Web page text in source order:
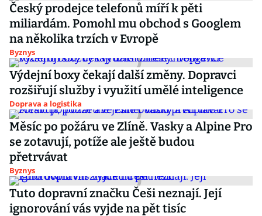
Český prodejce telefonů míří k pěti
miliardám. Pomohl mu obchod s Googlem
na několika trzích v Evropě
Byznys
Výdejní boxy čekají další změny. Dopravci
rozšiřují služby i využití umělé inteligence
Doprava a logistika
Měsíc po požáru ve Zlíně. Vasky a Alpine Pro
se zotavují, potíže ale ještě budou
přetrvávat
Byznys
Tuto dopravní značku Češi neznají. Její
ignorování vás vyjde na pět tisíc